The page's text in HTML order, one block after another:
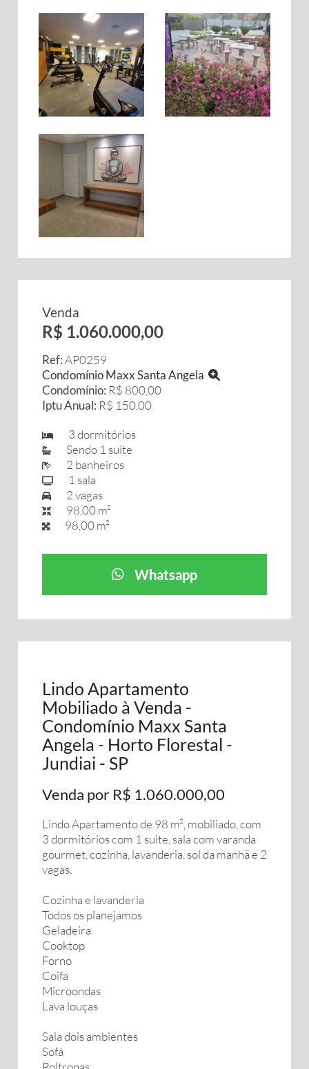
Venda
R$ 1.060.000,00
Ref:AP0259
Condomínio Maxx Santa Angela
Condomínio: R$ 800,00
Iptu Anual: R$ 150,00
3 dormitórios
Sendo 1 suíte
2 banheiros
1 sala
2 vagas
98,00 m²
98,00 m²
Whatsapp
Lindo Apartamento
Mobiliado à Venda -
Condomínio Maxx Santa
Angela - Horto Florestal -
Jundiai - SP
Venda por R$ 1.060.000,00
Lindo Apartamento de 98 m², mobiliado, com
3 dormitórios com 1 suite, sala com varanda
gourmet, cozinha, lavanderia, sol da manhã e 2
vagas.
Cozinha e lavanderia
Todos os planejamos
Geladeira
Cooktop
Forno
Coifa
Microondas
Lava louças
Sala dois ambientes
Sofá